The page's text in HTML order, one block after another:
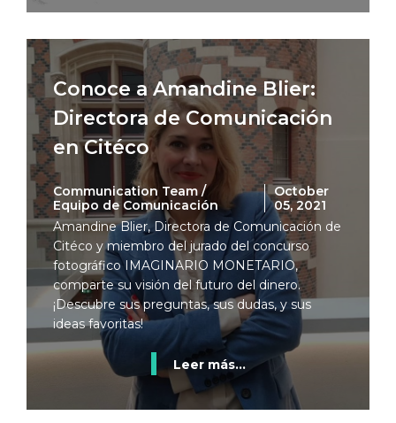
Conoce a Amandine Blier:
Directora de Comunicación
en Citéco
Communication Team /
Equipo de Comunicación
October
05, 2021
Amandine Blier, Directora de Comunicación de
Citéco y miembro del jurado del concurso
fotográfico IMAGINARIO MONETARIO,
comparte su visión del futuro del dinero.
¡Descubre sus preguntas, sus dudas, y sus
ideas favoritas!
Leer más...